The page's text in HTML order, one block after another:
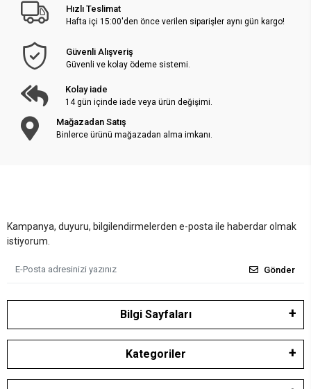
Hızlı Teslimat
Hafta içi 15:00'den önce verilen siparişler aynı gün kargo!
Güvenli Alışveriş
Güvenli ve kolay ödeme sistemi.
Kolay iade
14 gün içinde iade veya ürün değişimi.
Mağazadan Satış
Binlerce ürünü mağazadan alma imkanı.
Kampanya, duyuru, bilgilendirmelerden e-posta ile haberdar olmak
istiyorum.
Gönder
Bilgi Sayfaları
Kategoriler